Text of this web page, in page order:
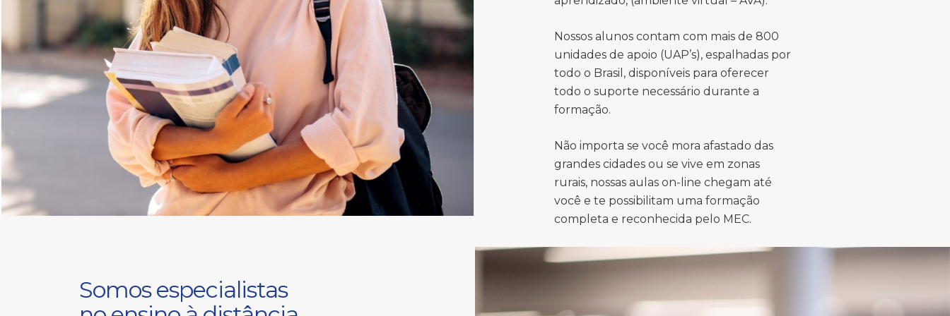
Nossos alunos contam com mais de 800
unidades de apoio (UAP’s), espalhadas por
todo o Brasil, disponíveis para oferecer
todo o suporte necessário durante a
formação.
Não importa se você mora afastado das
grandes cidades ou se vive em zonas
rurais, nossas aulas on-line chegam até
você e te possibilitam uma formação
completa e reconhecida pelo MEC.
Somos especialistas